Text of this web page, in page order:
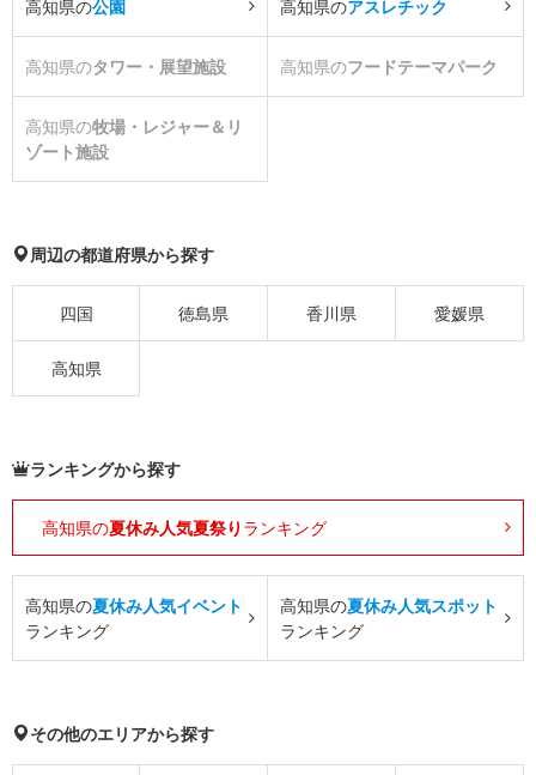
高知県の公園 高知県のアスレチック
高知県のタワー・展望施設 高知県のフードテーマパーク
高知県の牧場・レジャー＆リ
ゾート施設
周辺の都道府県から探す
四国 徳島県 香川県 愛媛県
高知県
ランキングから探す
高知県の夏休み人気夏祭り ランキング
高知県の夏休み人気イベント
ランキング
高知県の夏休み人気スポット
ランキング
その他のエリアから探す